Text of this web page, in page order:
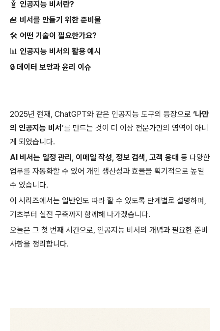
🤖 인공지능 비서란?
🧰 비서를 만들기 위한 준비물
🛠 어떤 기술이 필요한가요?
📊 인공지능 비서의 활용 예시
🔒 데이터 보안과 윤리 이슈
2025년 현재, ChatGPT와 같은 인공지능 도구의 등장으로 ‘나만
의 인공지능 비서 ’를 만드는 것이 더 이상 전문가만의 영역이 아니
게 되었습니다.
AI 비서는 일정 관리, 이메일 작성, 정보 검색, 고객 응대 등 다양한
업무를 자동화할 수 있어 개인 생산성과 효율을 획기적으로 높일
수 있습니다.
이 시리즈에서는 일반인도 따라 할 수 있도록 단계별로 설명하며,
기초부터 실전 구축까지 함께해 나가겠습니다.
오늘은 그 첫 번째 시간으로, 인공지능 비서의 개념과 필요한 준비
사항을 정리합니다.